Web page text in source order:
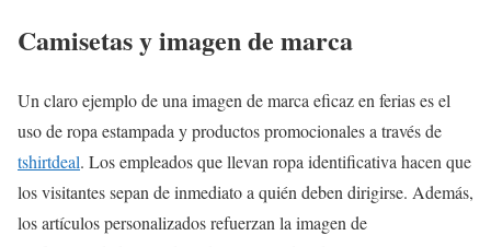
Camisetas y imagen de marca
Un claro ejemplo de una imagen de marca eficaz en ferias es el
uso de ropa estampada y productos promocionales a través de
tshirtdeal. Los empleados que llevan ropa identificativa hacen que
los visitantes sepan de inmediato a quién deben dirigirse. Además,
los artículos personalizados refuerzan la imagen de